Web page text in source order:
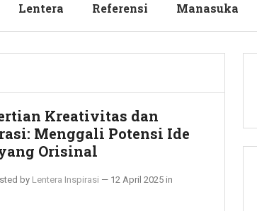
Lentera Referensi Manasuka
Kreativitas dan
Menggali Potensi Ide
Orisinal
by Lentera Inspirasi — 12 April 2025 in